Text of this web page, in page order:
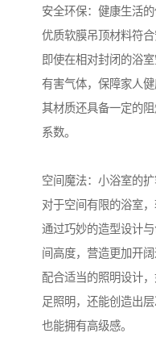
安全环保：健康生活
优质软膜吊顶材料符
即使在相对封闭的浴
有害气体，保障家人健
其材质还具备一定的
系数。
空间魔法：小浴室的
对于空间有限的浴室
通过巧妙的造型设计
间高度，营造更加开阔
配合适当的照明设计
足照明，还能创造出
也能拥有高级感。